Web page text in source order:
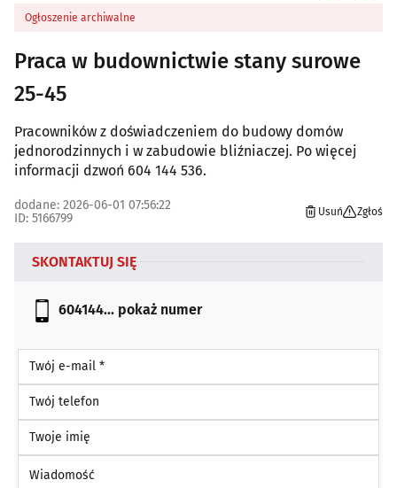
Ogłoszenie archiwalne
Praca w budownictwie stany surowe
25-45
Pracowników z doświadczeniem do budowy domów
jednorodzinnych i w zabudowie bliźniaczej. Po więcej
informacji dzwoń 604 144 536.
dodane: 2026-06-01 07:56:22
ID: 5166799
Usuń Zgłoś
SKONTAKTUJ SIĘ
604144... pokaż numer
Twój e-mail *
Twój telefon
Twoje imię